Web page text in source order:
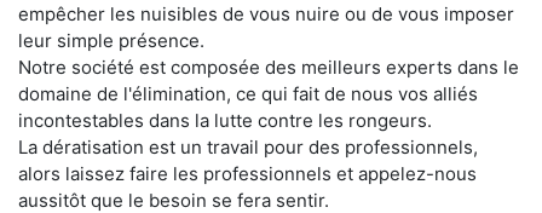
empêcher les nuisibles de vous nuire ou de vous imposer
leur simple présence.
Notre société est composée des meilleurs experts dans le
domaine de l'élimination, ce qui fait de nous vos alliés
incontestables dans la lutte contre les rongeurs.
La dératisation est un travail pour des professionnels,
alors laissez faire les professionnels et appelez-nous
aussitôt que le besoin se fera sentir.